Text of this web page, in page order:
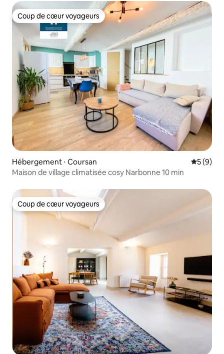
Coup de cœur voyageurs
Coup de cœur voyageurs
Hébergement ⋅ Coursan
5 (9)
Maison de village climatisée cosy Narbonne 10 min
Coup de cœur voyageurs
Coup de cœur voyageurs